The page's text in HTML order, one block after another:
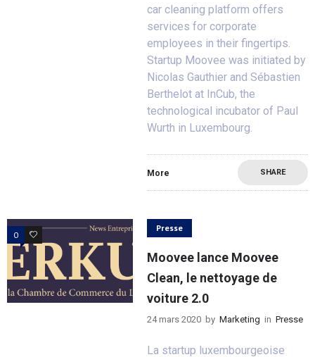
car cleaning platform offers
services for corporate
employees in their fingertips.
Startup Moovee was initiated by
Nicolas Gauthier and Sébastien
Berthelot at InCub, the
technological incubator of Paul
Wurth in Luxembourg.
More SHARE
0 0
Presse
Moovee lance Moovee
Clean, le nettoyage de
voiture 2.0
24 mars 2020 by Marketing in Presse
La startup luxembourgeoise